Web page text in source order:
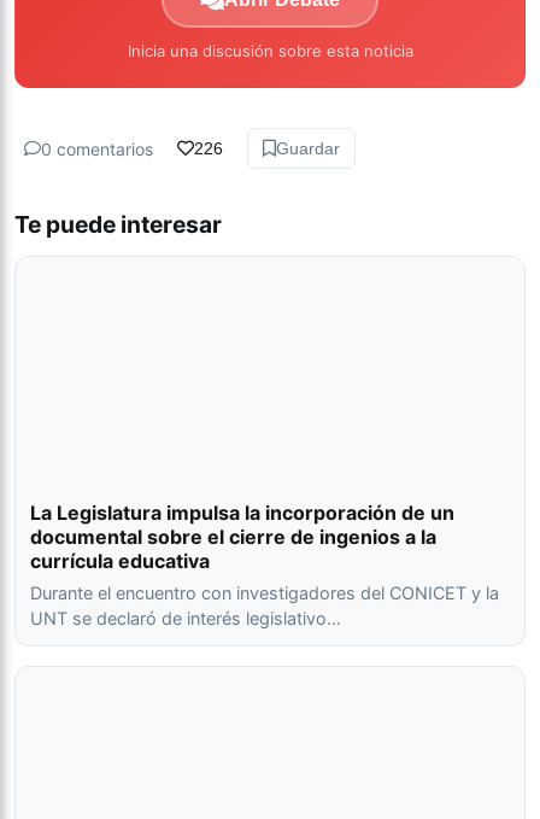
Inicia una discusión sobre esta noticia
0 comentarios 226 Guardar
Te puede interesar
La Legislatura impulsa la incorporación de un
documental sobre el cierre de ingenios a la
currícula educativa
Durante el encuentro con investigadores del CONICET y la
UNT se declaró de interés legislativo…